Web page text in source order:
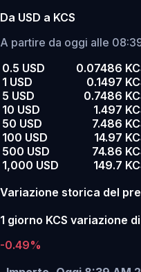
Da USD a KCS
A partire da oggi alle
0.5 USD
0.07486
1 USD
0.1497
5 USD
0.7486
10 USD
1.497
50 USD
7.486
100 USD
14.97
500 USD
74.86
1,000 USD
149.7
Variazione storica del
1 giorno KCS variazione
-0.49%